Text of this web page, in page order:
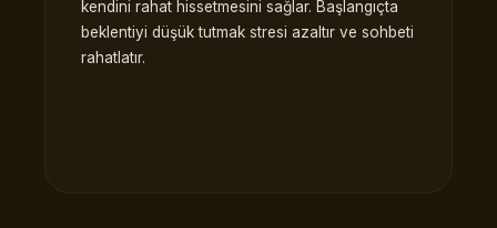
kendini rahat hissetmesini sağlar. Başlangıçta
beklentiyi düşük tutmak stresi azaltır ve sohbeti
rahatlatır.